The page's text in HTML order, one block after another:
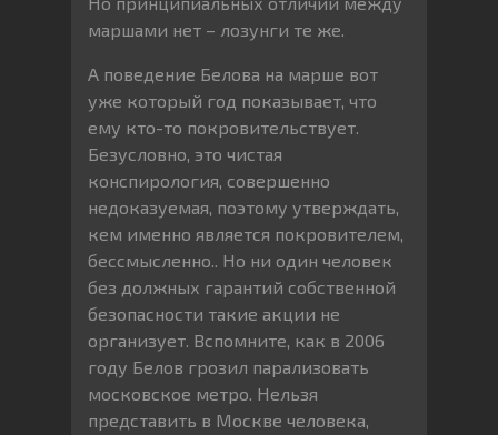
маршами нет – лозунги те же.
А поведение Белова на марше вот
уже который год показывает, что
ему кто-то покровительствует.
Безусловно, это чистая
конспирология, совершенно
недоказуемая, поэтому утверждать,
кем именно является покровителем,
бессмысленно.. Но ни один человек
без должных гарантий собственной
безопасности такие акции не
организует. Вспомните, как в 2006
году Белов грозил парализовать
московское метро. Нельзя
представить в Москве человека,